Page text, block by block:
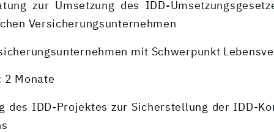
zur Umsetzung des IDD-
Versicherungsunternehmen
mit Schwerpunkt
2 Monate
des IDD-Projektes zur Sicherstellung der IDD-